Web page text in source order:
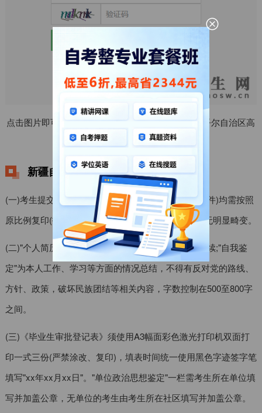
点击图片即可进入：新疆自考毕业申请入口-新疆维吾尔自治区高
等教育自学考试管理系统
新疆自考毕业申请相关要求有哪些？
(一)考生提交上传的所有证件材料复印件(电子版扫描件)均需按照
原比例复印(扫描)，务必确保层次清晰、色彩真实、无明显畸变。
(二)"个人简历"须严格按照"示例"规范填写，且时间连续;"自我鉴
定"为本人工作、学习等方面的情况总结，不得有反对党的路线、
方针、政策，破坏民族团结等相关内容，字数控制在500至800字
之间。
(三)《毕业生审批登记表》须使用A3幅面彩色激光打印机双面打
印一式三份(严禁涂改、复印)，填表时间统一使用黑色字迹签字笔
填写"xx年xx月xx日"。"单位政治思想鉴定"一栏需考生所在单位填
写并加盖公章，无单位的考生由考生所在社区填写并加盖公章。